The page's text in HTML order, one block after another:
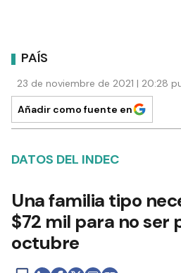
PAÍS
23 de noviembre de 2021 | 20:28
Añadir como fuente en
DATOS DEL INDEC
Una familia tipo
$72 mil para no ser
octubre